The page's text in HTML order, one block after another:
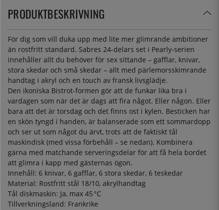
PRODUKTBESKRIVNING
För dig som vill duka upp med lite mer glimrande ambitioner
än rostfritt standard. Sabres 24-delars set i Pearly-serien
innehåller allt du behöver för sex sittande – gafflar, knivar,
stora skedar och små skedar – allt med pärlemorsskimrande
handtag i akryl och en touch av fransk livsglädje.
Den ikoniska Bistrot-formen gör att de funkar lika bra i
vardagen som när det är dags att fira något. Eller någon. Eller
bara att det är torsdag och det finns ost i kylen. Besticken har
en skön tyngd i handen, är balanserade som ett sommardopp
och ser ut som något du ärvt, trots att de faktiskt tål
maskindisk (med vissa förbehåll – se nedan). Kombinera
gärna med matchande serveringsdelar för att få hela bordet
att glimra i kapp med gästernas ögon.
Innehåll: 6 knivar, 6 gafflar, 6 stora skedar, 6 teskedar
Material: Rostfritt stål 18/10, akrylhandtag
Tål diskmaskin: Ja, max 45 °C
Tillverkningsland: Frankrike